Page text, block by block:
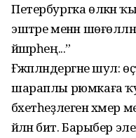
Петербургка өлкән
эштәре менән
йәшәрһең...”
Ғәжәпләндергәне шул:
шараплы рюмкаға
бәхетһеҙлеген
әйләнә бит. Барыбер